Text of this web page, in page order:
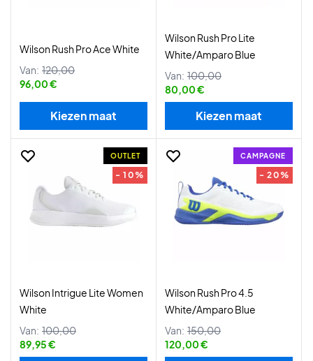
Wilson Rush Pro Ace White
Van: 120,00
96,00 €
Kiezen maat
Wilson Rush Pro Lite
White/Amparo Blue
Van: 100,00
80,00 €
Kiezen maat
OUTLET
- 10%
Wilson Intrigue Lite Women
White
Van: 100,00
89,95 €
CAMPAGNE
- 20%
Wilson Rush Pro 4.5
White/Amparo Blue
Van: 150,00
120,00 €